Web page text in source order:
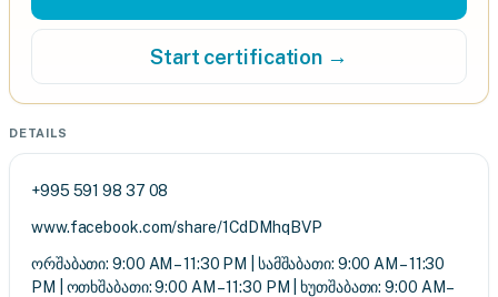
Start certification →
DETAILS
+995 591 98 37 08
www.facebook.com/share/1CdDMhqBVP
ორშაბათი: 9:00 AM – 11:30 PM | სამშაბათი: 9:00 AM – 11:30
PM | ოთხშაბათი: 9:00 AM – 11:30 PM | ხუთშაბათი: 9:00 AM –